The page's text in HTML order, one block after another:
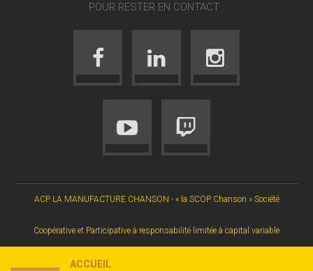
POUR RESTER EN CONTACT :
ACP LA MANUFACTURE CHANSON - « la SCOP Chanson » Société
Coopérative et Participative à responsabilité limitée à capital variable
ACCUEIL